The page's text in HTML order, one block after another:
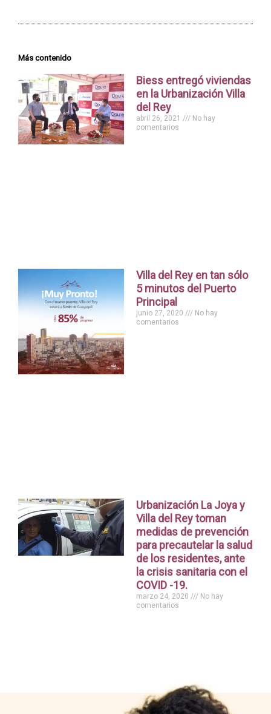
Más contenido
Biess entregó viviendas
en la Urbanización Villa
del Rey
abril 26, 2021
No hay
comentarios
Villa del Rey en tan sólo
5 minutos del Puerto
Principal
junio 27, 2020
No hay
comentarios
Urbanización La Joya y
Villa del Rey toman
medidas de prevención
para precautelar la salud
de los residentes, ante
la crisis sanitaria con el
COVID -19.
marzo 24, 2020
No hay
comentarios